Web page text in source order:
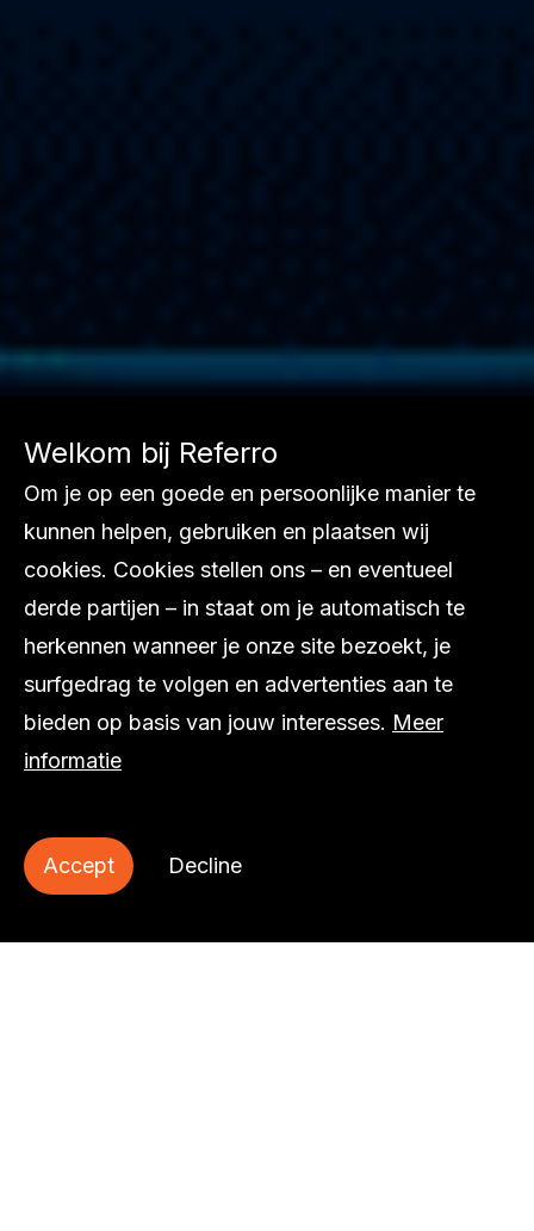
Welkom bij Referro
Om je op een goede en persoonlijke manier te
kunnen helpen, gebruiken en plaatsen wij
cookies. Cookies stellen ons – en eventueel
derde partijen – in staat om je automatisch te
herkennen wanneer je onze site bezoekt, je
surfgedrag te volgen en advertenties aan te
bieden op basis van jouw interesses. Meer
informatie
Accept Decline